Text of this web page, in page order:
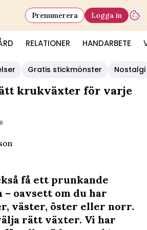
RELATIONER HANDARBETE
Prenumerera Logga in
Gratis stickmönster Nostalgi
krukväxter för varje
få ett prunkande
– oavsett om du har
väster, öster eller norr.
rätt växter. Vi har